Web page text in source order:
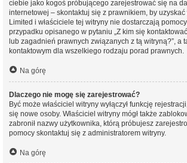
ciebie jako kogoś próbującego zarejestrować się na
internetowej – skontaktuj się z prawnikiem, by
Limited i właściciele tej witryny nie dostarczają
przypadku opisanego w pytaniu „Z kim się
lub zagadnień prawnych związanych z tą witryną?”, a
kontaktowym dla wszelkiego rodzaju porad prawnych.
Na górę
Dlaczego nie mogę się zarejestrować?
Być może właściciel witryny wyłączył funkcję
się nowe osoby. Właściciel witryny mógł także
zabronił nazwy użytkownika, którą próbujesz
pomocy skontaktuj się z administratorem witryny.
Na górę